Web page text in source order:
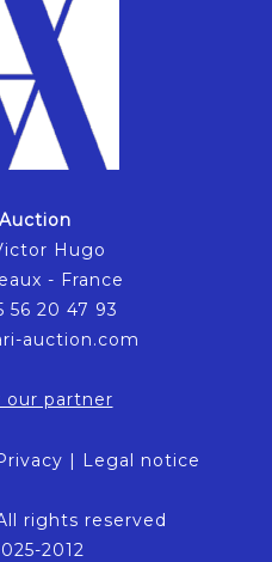
Hugo
- France
56 20 47 93
auction.com
our partner
| Legal notice
rights reserved
2012